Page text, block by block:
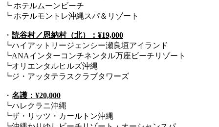
┗ ホテルムーンビーチ
┗ ホテルモントレ沖縄スパ＆リゾート
・ 読谷村／恩納村（北）：¥19,000
┗ハイアットリージェンシー瀬良垣アイランド
┗ANAインターコンチネンタル万座ビーチリゾート
┗オリエンタルヒルズ沖縄
┗ジ・アッタテラスクラブタワーズ
・ 名護：¥20,000
┗ハレクラニ沖縄
┗ザ・リッツ・カールトン沖縄